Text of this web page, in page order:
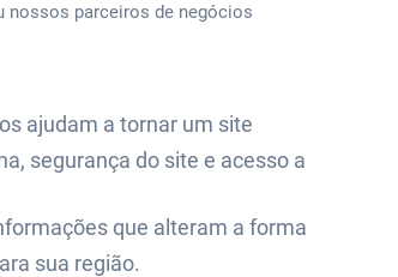
nossos parceiros de negócios
ajudam a tornar um site
segurança do site e acesso a
que alteram a forma
sua região.